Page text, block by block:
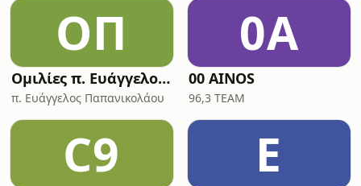
ΟΠ
Ομιλίες π. Ευάγγελου Παπανικολάου
π. Ευάγγελος Παπανικολάου
0A
00 AINOS
96,3 TEAM
C9 Ε